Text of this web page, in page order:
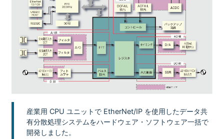
産業用 CPU ユニットで EtherNet/IP を使用したデータ共
有分散処理システムをハードウェア・ソフトウェア一括で
開発しました。